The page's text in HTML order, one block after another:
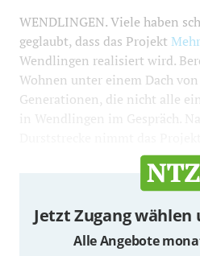
WENDLINGEN. Viele haben
geglaubt, dass das Projekt
Wendlingen realisiert wird.
Wohnen unter einem Dach
Generationen, die nicht alle
in Wendlingen im Gespräch.
Jetzt Zugang
Alle Angebote